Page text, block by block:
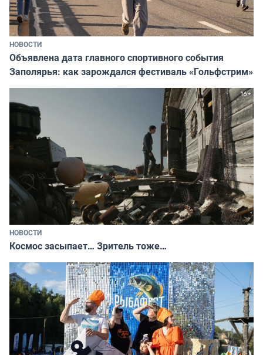
НОВОСТИ
Объявлена дата главного спортивного события
Заполярья: как зарождался фестиваль «Гольфстрим»
НОВОСТИ
Космос засыпает… Зритель тоже…